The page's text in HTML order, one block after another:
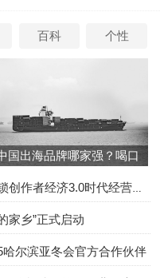
观众对剧情的后续发
情的走向实在是不合逻
百科 个性
国出海品牌哪家强？喝口
家乡”正式启动
尔滨亚冬会官方合作伙伴